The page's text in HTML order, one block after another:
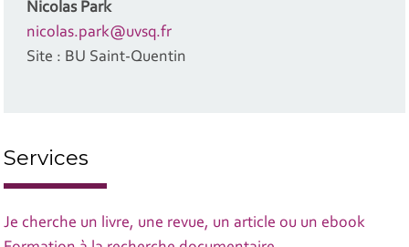
Nicolas Park
nicolas.park@uvsq.fr
Site : BU Saint-Quentin
Services
Je cherche un livre, une revue, un article ou un ebook